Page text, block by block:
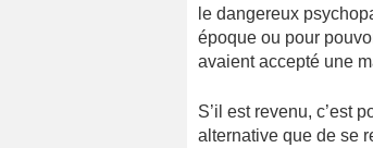
le dangereux
époque ou pour
avaient accepté une
S’il est revenu, c’est
alternative que de se